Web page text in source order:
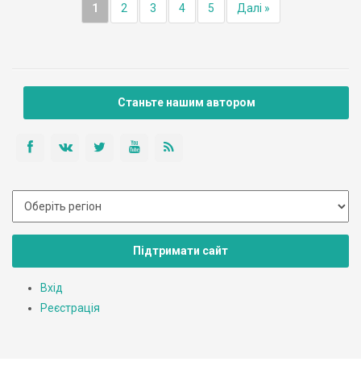
1 2 3 4 5 Далі »
Станьте нашим автором
Підтримати сайт
Вхід
Реєстрація